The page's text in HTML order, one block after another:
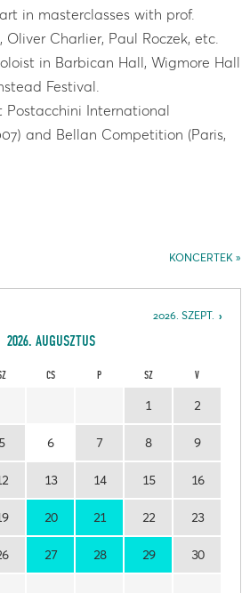
in masterclasses with prof.
Charlier, Paul Roczek, etc.
in Barbican Hall, Wigmore Hall
Festival.
Postacchini International
and Bellan Competition (Paris,
KONCERTEK
2026. SZEPT.
2026. AUGUSZTUS
CS P SZ V
1 2
5 6 7 8 9
13 14 15 16
20 21 22 23
27 28 29 30